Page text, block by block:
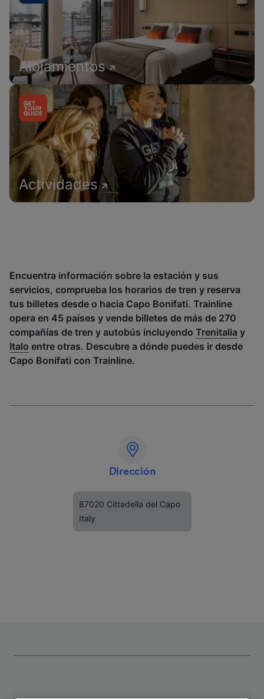
Alojamientos
Actividades
Encuentra información sobre la estación y sus
servicios, comprueba los horarios de tren y reserva
tus billetes desde o hacia Capo Bonifati. Trainline
opera en 45 países y vende billetes de más de 270
compañías de tren y autobús incluyendo Trenitalia y
Italo entre otras. Descubre a dónde puedes ir desde
Capo Bonifati con Trainline.
Dirección
87020 Cittadella del Capo
Italy